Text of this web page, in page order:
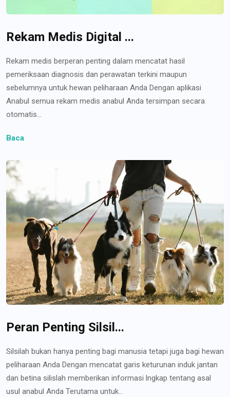
Rekam Medis Digital ...
Rekam medis berperan penting dalam mencatat hasil
pemeriksaan diagnosis dan perawatan terkini maupun
sebelumnya untuk hewan peliharaan Anda Dengan aplikasi
Anabul semua rekam medis anabul Anda tersimpan secara
otomatis...
Baca
Peran Penting Silsil...
Silsilah bukan hanya penting bagi manusia tetapi juga bagi hewan
peliharaan Anda Dengan mencatat garis keturunan induk jantan
dan betina silislah memberikan informasi lngkap tentang asal
usul anabul Anda Terutama untuk...